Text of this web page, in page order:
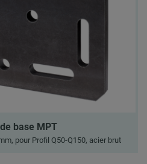
base MPT
pour Profil Q50-Q150, acier brut